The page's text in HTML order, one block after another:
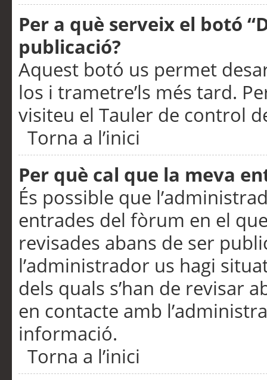
Per a què serveix el botó
publicació?
Aquest botó us permet
los i trametre’ls més tard.
visiteu el Tauler de control
Torna a l’inici
Per què cal que la meva
És possible que
entrades del fòrum en el
revisades abans de ser
l’administrador us hagi
dels quals s’han de revisar
en contacte amb
informació.
Torna a l’inici